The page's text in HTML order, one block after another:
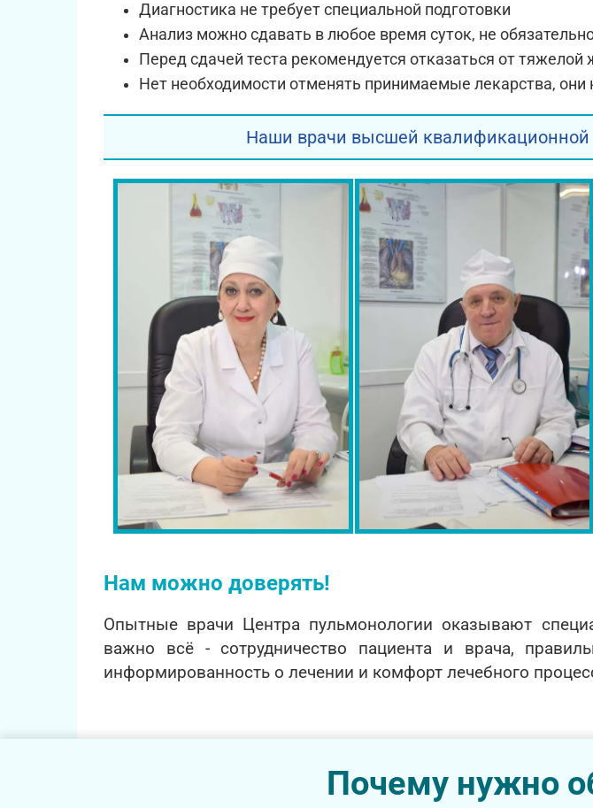
Диагностика не требует специальной подготовки
Анализ можно сдавать в любое время суток, не
Перед сдачей теста рекомендуется отказаться от
Нет необходимости отменять принимаемые лекарства, они
Наши врачи высшей квалификационной
Нам можно доверять!
Опытные врачи Центра пульмонологии оказывают
важно всё - сотрудничество пациента и врача,
информированность о лечении и комфорт лечебного
Почему нужно